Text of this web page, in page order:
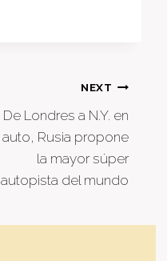
NEXT
De Londres a N.Y. en
auto, Rusia propone
la mayor súper
autopista del mundo